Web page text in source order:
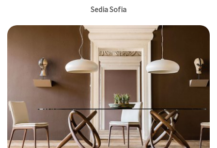
Sedia Sofia